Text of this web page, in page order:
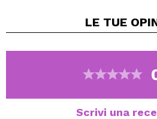
Per un uso corretto e sicuro, il
Questa fragranza aiuta a
l'umore e a purificare l'aria,
Ideale per i momenti in cui hai
LE TUE
Scrivi una